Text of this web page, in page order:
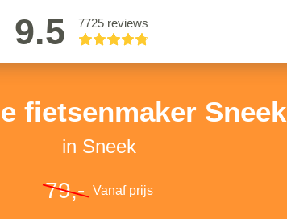
9.5 7725 reviews
fietsenmaker Sneek
in Sneek
79,- Vanaf prijs